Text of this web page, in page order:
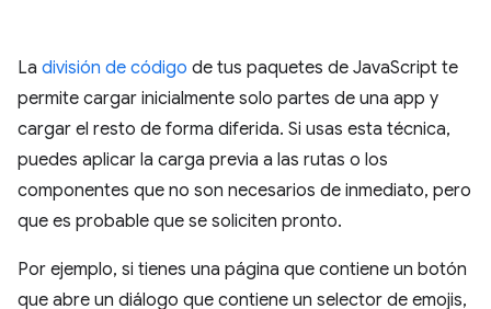
La división de código de tus paquetes de JavaScript te
permite cargar inicialmente solo partes de una app y
cargar el resto de forma diferida. Si usas esta técnica,
puedes aplicar la carga previa a las rutas o los
componentes que no son necesarios de inmediato, pero
que es probable que se soliciten pronto.
Por ejemplo, si tienes una página que contiene un botón
que abre un diálogo que contiene un selector de emojis,